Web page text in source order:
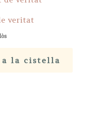
veritat
la cistella